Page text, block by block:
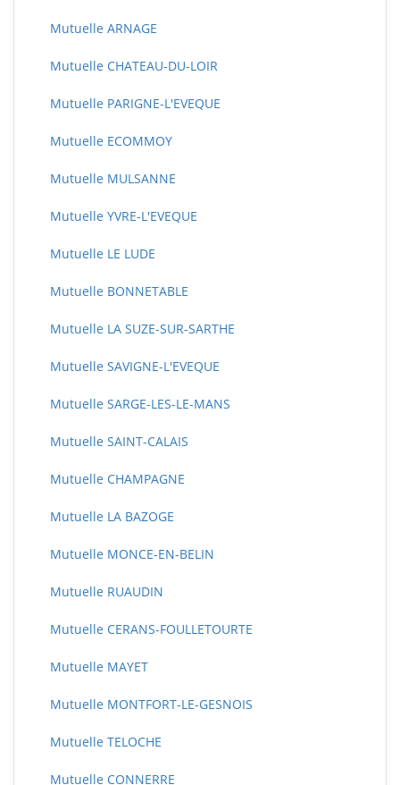
Mutuelle ARNAGE
Mutuelle CHATEAU-DU-LOIR
Mutuelle PARIGNE-L'EVEQUE
Mutuelle ECOMMOY
Mutuelle MULSANNE
Mutuelle YVRE-L'EVEQUE
Mutuelle LE LUDE
Mutuelle BONNETABLE
Mutuelle LA SUZE-SUR-SARTHE
Mutuelle SAVIGNE-L'EVEQUE
Mutuelle SARGE-LES-LE-MANS
Mutuelle SAINT-CALAIS
Mutuelle CHAMPAGNE
Mutuelle LA BAZOGE
Mutuelle MONCE-EN-BELIN
Mutuelle RUAUDIN
Mutuelle CERANS-FOULLETOURTE
Mutuelle MAYET
Mutuelle MONTFORT-LE-GESNOIS
Mutuelle TELOCHE
Mutuelle CONNERRE